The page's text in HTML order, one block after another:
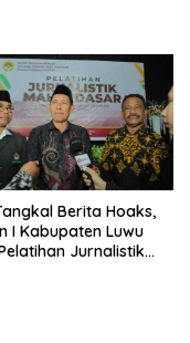
Berita Hoaks,
I Kabupaten Luwu
Jurnalistik